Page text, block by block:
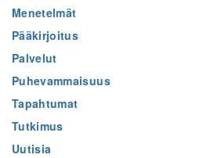
Menetelmät
Pääkirjoitus
Palvelut
Puhevammaisuus
Tapahtumat
Tutkimus
Uutisia